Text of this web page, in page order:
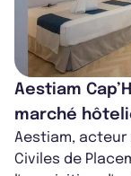
Aestiam
marché
Aestiam,
Civiles de